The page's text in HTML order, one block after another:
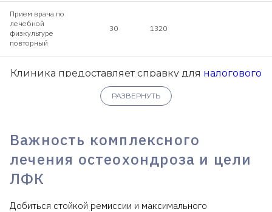
Прием врача по
лечебной
физкультуре
повторный
30 1320
Клиника предоставляет справку для налогового
вычета.
РАЗВЕРНУТЬ
Важность комплексного
лечения остеохондроза и цели
ЛФК
Добиться стойкой ремиссии и максимального